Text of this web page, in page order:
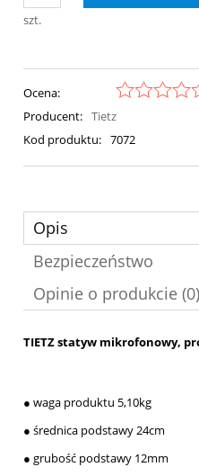
szt.
Ocena:
Producent: Tietz
Kod produktu: 7072
Opis
Bezpieczeństwo
Opinie o produkcie (0)
TIETZ statyw mikrofonowy,
● waga produktu 5,10kg
● średnica podstawy 24cm
● grubość podstawy 12mm